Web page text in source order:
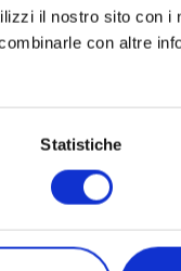
il nostro sito con i
con altre
Statistiche